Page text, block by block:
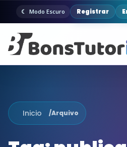
Modo Escuro Registrar
Inicio /Arquivo